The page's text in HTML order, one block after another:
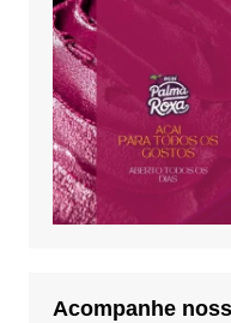
Acompanhe